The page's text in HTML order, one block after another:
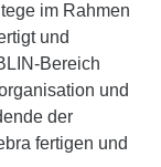
im Rahmen
und
Bereich
und
der
fertigen und